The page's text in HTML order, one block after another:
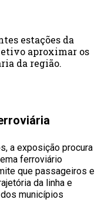
estações da
aproximar os
da região.
a exposição procura
ferroviário
que passageiros e
da linha e
municípios